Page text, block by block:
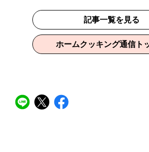
記事一覧を見る
ホームクッキング通信ト